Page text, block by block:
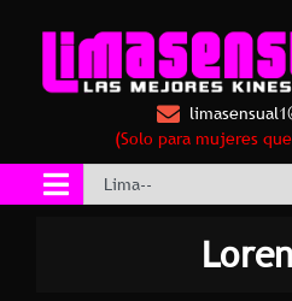
(Solo para mujeres